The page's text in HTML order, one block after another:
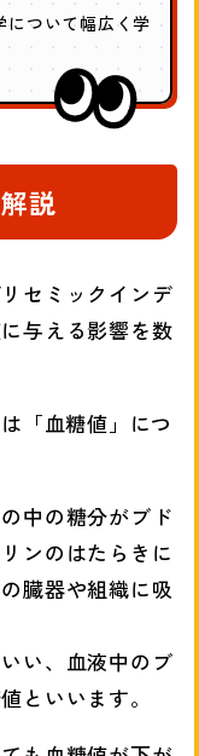
について幅広く学
説
セミックインデ
与える影響を数
「血糖値」につ
中の糖分がブド
ンのはたらきに
臓器や組織に吸
い、血液中のブ
といいます。